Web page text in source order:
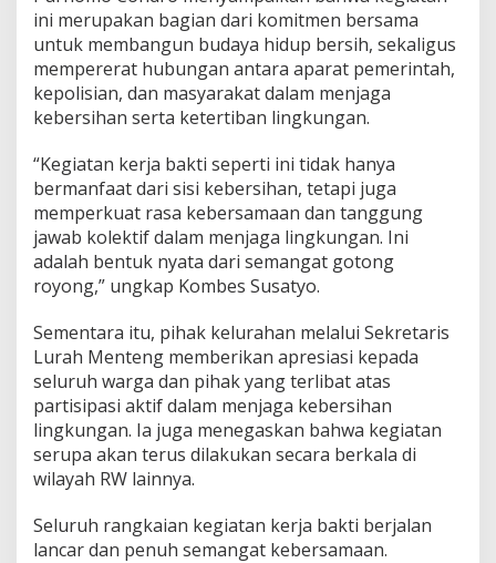
ini merupakan bagian dari komitmen bersama
untuk membangun budaya hidup bersih, sekaligus
mempererat hubungan antara aparat pemerintah,
kepolisian, dan masyarakat dalam menjaga
kebersihan serta ketertiban lingkungan.
“Kegiatan kerja bakti seperti ini tidak hanya
bermanfaat dari sisi kebersihan, tetapi juga
memperkuat rasa kebersamaan dan tanggung
jawab kolektif dalam menjaga lingkungan. Ini
adalah bentuk nyata dari semangat gotong
royong,” ungkap Kombes Susatyo.
Sementara itu, pihak kelurahan melalui Sekretaris
Lurah Menteng memberikan apresiasi kepada
seluruh warga dan pihak yang terlibat atas
partisipasi aktif dalam menjaga kebersihan
lingkungan. Ia juga menegaskan bahwa kegiatan
serupa akan terus dilakukan secara berkala di
wilayah RW lainnya.
Seluruh rangkaian kegiatan kerja bakti berjalan
lancar dan penuh semangat kebersamaan.